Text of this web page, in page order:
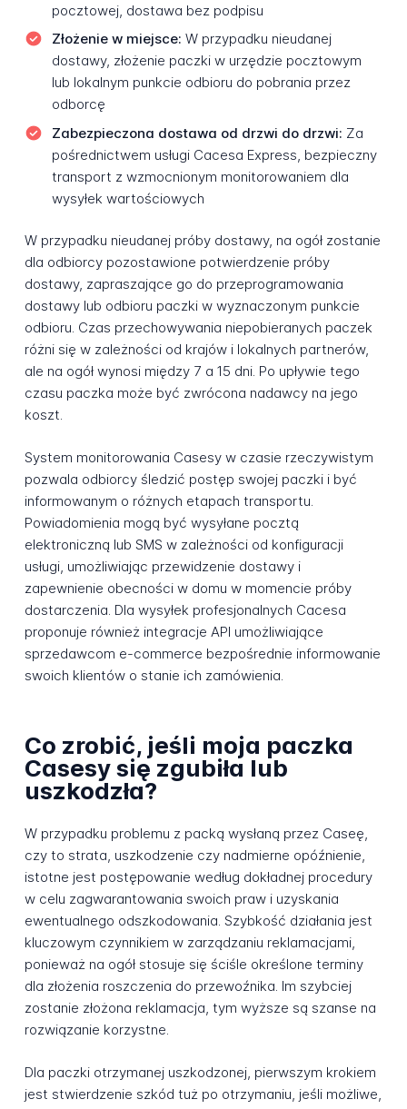
pocztowej, dostawa bez podpisu
Złożenie w miejsce: W przypadku nieudanej
dostawy, złożenie paczki w urzędzie pocztowym
lub lokalnym punkcie odbioru do pobrania przez
odborcę
Zabezpieczona dostawa od drzwi do drzwi: Za
pośrednictwem usługi Cacesa Express, bezpieczny
transport z wzmocnionym monitorowaniem dla
wysyłek wartościowych
W przypadku nieudanej próby dostawy, na ogół zostanie
dla odbiorcy pozostawione potwierdzenie próby
dostawy, zapraszające go do przeprogramowania
dostawy lub odbioru paczki w wyznaczonym punkcie
odbioru. Czas przechowywania niepobieranych paczek
różni się w zależności od krajów i lokalnych partnerów,
ale na ogół wynosi między 7 a 15 dni. Po upływie tego
czasu paczka może być zwrócona nadawcy na jego
koszt.
System monitorowania Casesy w czasie rzeczywistym
pozwala odbiorcy śledzić postęp swojej paczki i być
informowanym o różnych etapach transportu.
Powiadomienia mogą być wysyłane pocztą
elektroniczną lub SMS w zależności od konfiguracji
usługi, umożliwiając przewidzenie dostawy i
zapewnienie obecności w domu w momencie próby
dostarczenia. Dla wysyłek profesjonalnych Cacesa
proponuje również integracje API umożliwiające
sprzedawcom e-commerce bezpośrednie informowanie
swoich klientów o stanie ich zamówienia.
Co zrobić, jeśli moja paczka
Casesy się zgubiła lub
uszkodzła?
W przypadku problemu z packą wysłaną przez Caseę,
czy to strata, uszkodzenie czy nadmierne opóźnienie,
istotne jest postępowanie według dokładnej procedury
w celu zagwarantowania swoich praw i uzyskania
ewentualnego odszkodowania. Szybkość działania jest
kluczowym czynnikiem w zarządzaniu reklamacjami,
ponieważ na ogół stosuje się ściśle określone terminy
dla złożenia roszczenia do przewoźnika. Im szybciej
zostanie złożona reklamacja, tym wyższe są szanse na
rozwiązanie korzystne.
Dla paczki otrzymanej uszkodzonej, pierwszym krokiem
jest stwierdzenie szkód tuż po otrzymaniu, jeśli możliwe,